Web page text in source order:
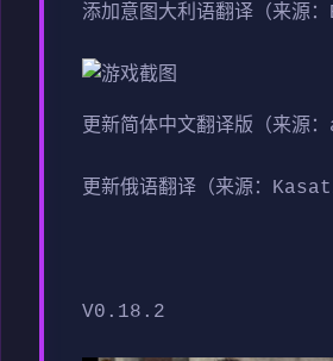
添加意图大利语翻译（来源
更新简体中文翻译版（来源
更新俄语翻译（来源：
V0.18.2